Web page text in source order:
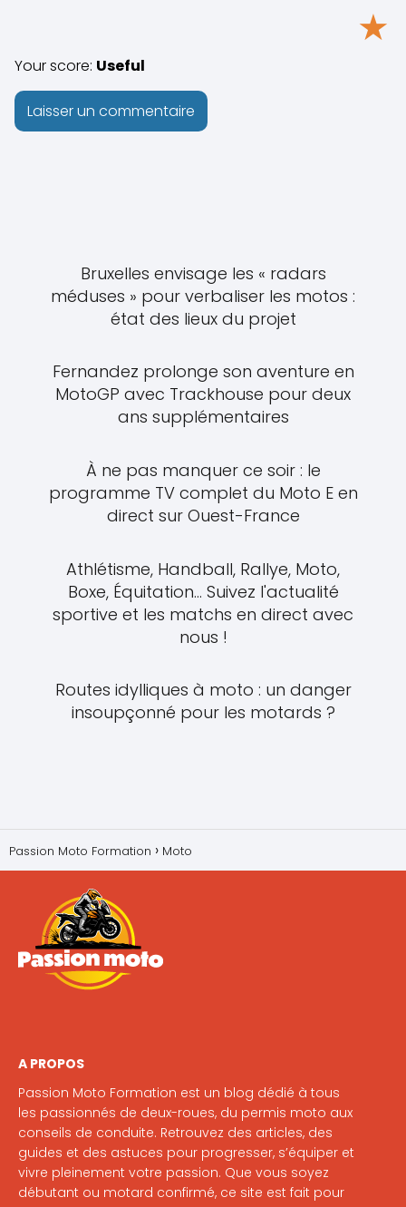
★
Your score: Useful
Bruxelles envisage les « radars
méduses » pour verbaliser les motos :
état des lieux du projet
Fernandez prolonge son aventure en
MotoGP avec Trackhouse pour deux
ans supplémentaires
À ne pas manquer ce soir : le
programme TV complet du Moto E en
direct sur Ouest-France
Athlétisme, Handball, Rallye, Moto,
Boxe, Équitation... Suivez l'actualité
sportive et les matchs en direct avec
nous !
Routes idylliques à moto : un danger
insoupçonné pour les motards ?
Passion Moto Formation Moto
A PROPOS
Passion Moto Formation est un blog dédié à tous
les passionnés de deux-roues, du permis moto aux
conseils de conduite. Retrouvez des articles, des
guides et des astuces pour progresser, s’équiper et
vivre pleinement votre passion. Que vous soyez
débutant ou motard confirmé, ce site est fait pour